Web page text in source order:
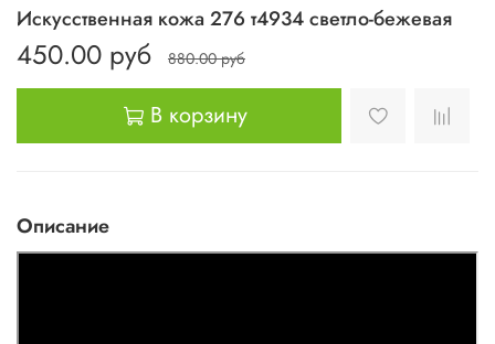
Искусственная кожа 276 т4934 светло-бежевая
450.00 руб 880.00 руб
В корзину
Описание